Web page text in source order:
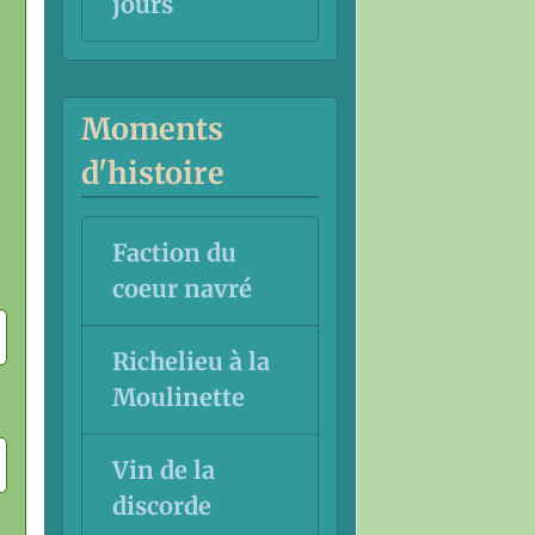
Moments
d'histoire
Faction du
coeur navré
Richelieu à la
Moulinette
Vin de la
discorde